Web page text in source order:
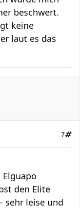
beschwert.
keine
laut es das
7
den Elite
sehr leise und